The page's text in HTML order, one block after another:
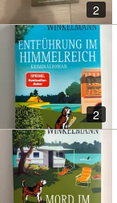
2
2